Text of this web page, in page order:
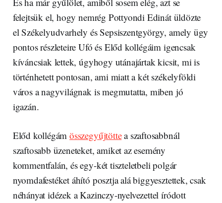
felejtsük el, hogy nemrég Pottyondi Edinát üldözte
el Székelyudvarhely és Sepsiszentgyörgy, amely ügy
pontos részleteire Ufó és Előd kollégáim igencsak
kíváncsiak lettek, úgyhogy utánajártak kicsit, mi is
történhetett pontosan, ami miatt a két székelyföldi
város a nagyvilágnak is megmutatta, miben jó
igazán.
Előd kollégámösszegyűjtöttea szaftosabbnál
szaftosabb üzeneteket, amiket az esemény
kommentfalán, és egy-két tiszteletbeli polgár
nyomdafestéket áhító posztja alá biggyesztettek, csak
néhányat idézek a Kazinczy-nyelvezettel íródott